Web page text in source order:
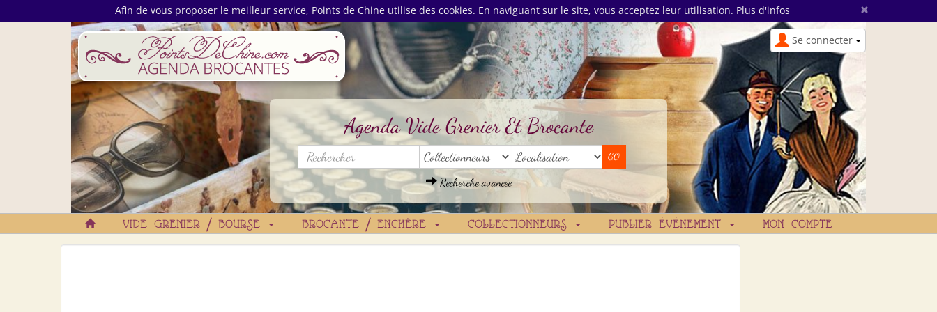
Afin de vous proposer le meilleur service, Points de Chine utilise des cookies. En naviguant sur le site, vous acceptez leur utilisation. Plus d'infos ×
Se connecter
Agenda Vide Grenier Et Brocante
Recherche avancée
VIDE GRENIER / BOURSE BROCANTE / ENCHÈRE COLLECTIONNEURS PUBLIER ÉVÉNEMENT MON COMPTE